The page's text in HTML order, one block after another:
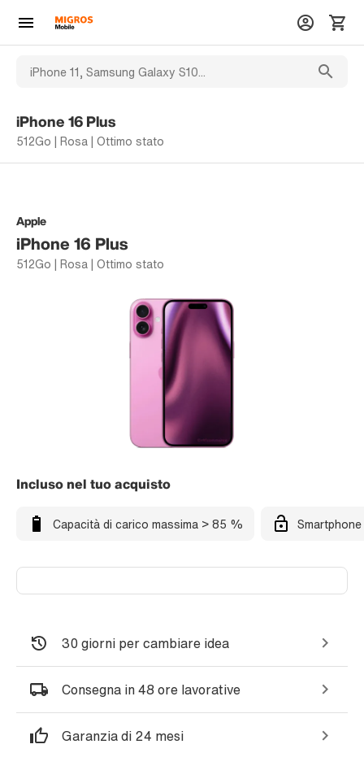
iPhone 16 Plus
512Go | Rosa | Ottimo stato
Apple
iPhone 16 Plus
512Go | Rosa | Ottimo stato
Incluso nel tuo acquisto
Capacità di carico massima > 85 %
30 giorni per cambiare idea
Consegna in 48 ore lavorative
Garanzia di 24 mesi